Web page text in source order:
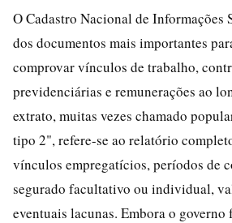
O Cadastro Nacional de Informações
dos documentos mais importantes
comprovar vínculos de trabalho,
previdenciárias e remunerações ao
extrato, muitas vezes chamado
tipo 2", refere-se ao relatório
vínculos empregatícios, períodos de
segurado facultativo ou individual,
eventuais lacunas. Embora o governo